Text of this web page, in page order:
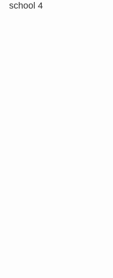
school 4